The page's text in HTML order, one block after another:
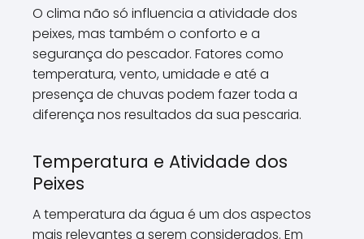
O clima não só influencia a atividade dos
peixes, mas também o conforto e a
segurança do pescador. Fatores como
temperatura, vento, umidade e até a
presença de chuvas podem fazer toda a
diferença nos resultados da sua pescaria.
Temperatura e Atividade dos
Peixes
A temperatura da água é um dos aspectos
mais relevantes a serem considerados. Em